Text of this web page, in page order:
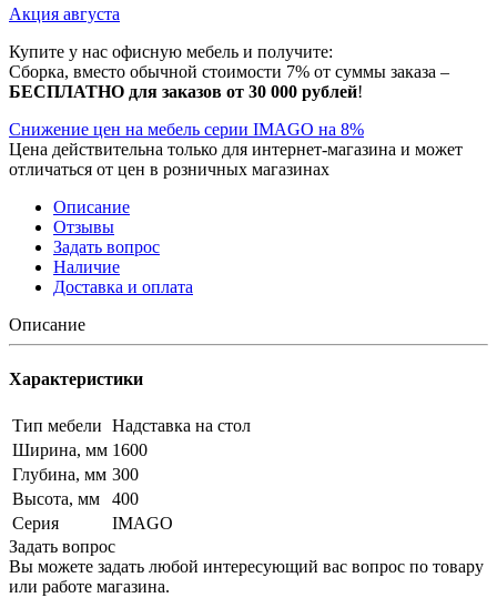
Акция августа
Купите у нас офисную мебель и получите:
Сборка, вместо обычной стоимости 7% от суммы заказа –
БЕСПЛАТНО для заказов от 30 000 рублей!
Снижение цен на мебель серии IMAGO на 8%
Цена действительна только для интернет-магазина и может
отличаться от цен в розничных магазинах
Описание
Отзывы
Задать вопрос
Наличие
Доставка и оплата
Описание
Характеристики
Тип мебели Надставка на стол
Ширина, мм 1600
Глубина, мм 300
Высота, мм
400
Серия
IMAGO
Задать вопрос
Вы можете задать любой интересующий вас вопрос по товару
или работе магазина.